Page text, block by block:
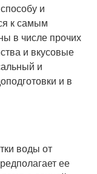
и
к самым
в числе прочих
и вкусовые
и
и в
воды от
ее